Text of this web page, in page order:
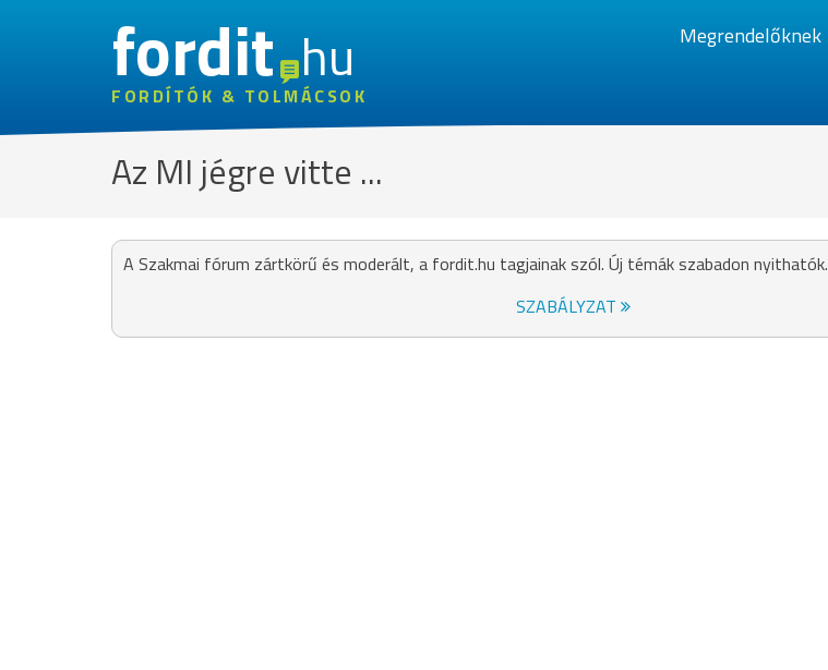
fordithu
FORDÍTÓK & TOLMÁCSOK
Megrendelőknek
Az MI jégre vitte ...
A Szakmai fórum zártkörű és moderált, a fordit.hu tagjainak szól. Új témák szabadon nyithatók.
SZABÁLYZAT